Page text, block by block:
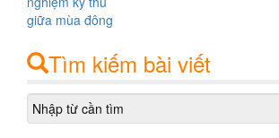
Tìm kiếm bài viết